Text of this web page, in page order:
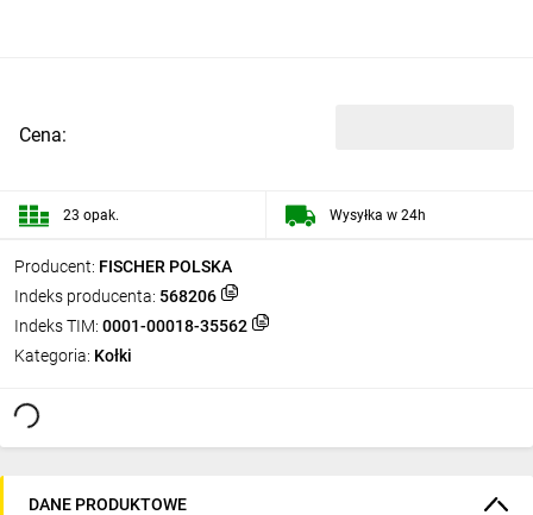
Producent: FISCHER POLSKA
Indeks producenta: 568206
Indeks TIM: 0001-00018-35562
Kategoria: Kołki
Cena:
23 opak. Wysyłka w 24h
DANE PRODUKTOWE